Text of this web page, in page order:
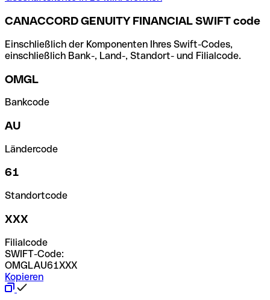
CANACCORD GENUITY FINANCIAL SWIFT code
Einschließlich der Komponenten Ihres Swift-Codes,
einschließlich Bank-, Land-, Standort- und Filialcode.
OMGL
Bankcode
AU
Ländercode
61
Standortcode
XXX
Filialcode
SWIFT-Code:
OMGLAU61XXX
Kopieren